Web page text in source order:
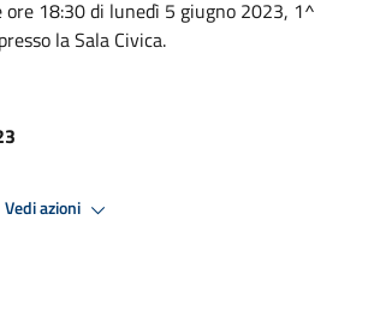
ore 18:30 di lunedì 5 giugno 2023, 1^
la Sala Civica.
Vedi azioni